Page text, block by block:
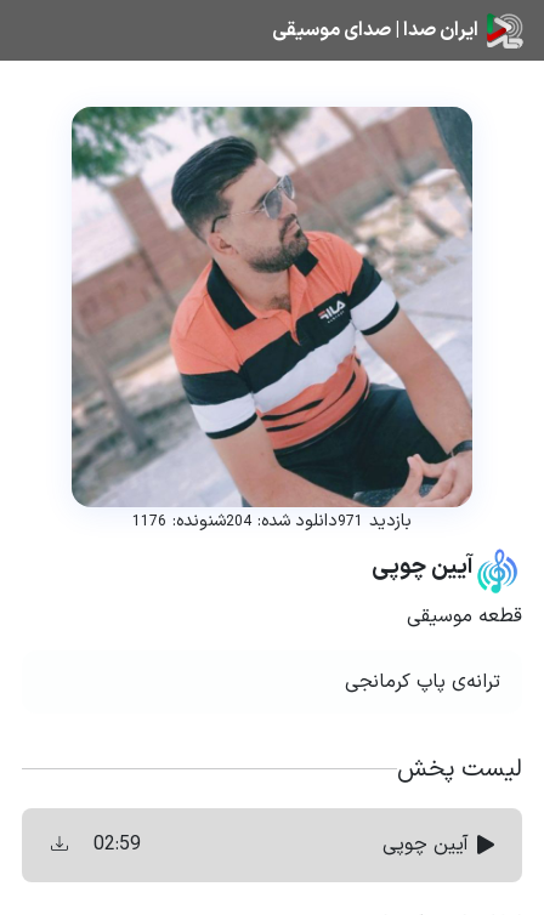
ایران صدا | صدای موسیقی
بازدید 971دانلود شده: 204شنونده: 1176
آیین چوپی
قطعه موسیقی
ترانه‌ی پاپ کرمانجی
لیست پخش
آیین چوپی 02:59